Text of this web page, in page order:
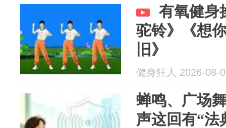
有氧健身
驼铃》《想
旧》
健身狂人 2026-08-
蝉鸣、广场
声这回有“法